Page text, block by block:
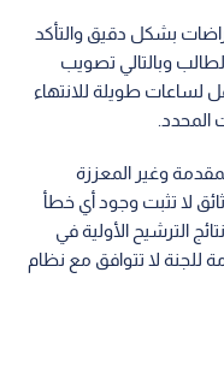
بشكل دقيق والتأكد
وبالتالي تصويب
لساعات طويلة للانتهاء
وغير المعززة
لا تثبت وجود أي خطأ
الترشيح الأولية في
للجنة لا تتوافق مع نظام